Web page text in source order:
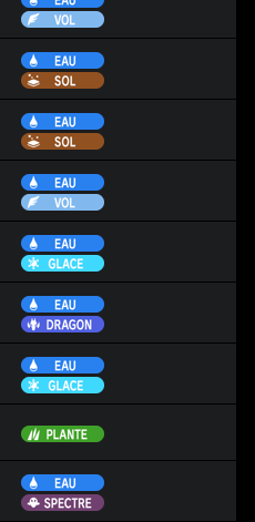
Vol
Eau
Sol
Eau
Sol
Eau
Vol
Eau
Glace
Eau
Dragon
Eau
Glace
Plante
Eau
Spectre